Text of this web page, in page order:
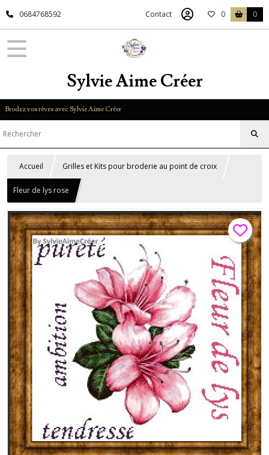
0684768592 Contact 0 0
Sylvie Aime Créer
Brodez vos rêves avec Sylvie Aime Créer
Accueil Grilles et Kits pour broderie au point de croix
Fleur de lys rose